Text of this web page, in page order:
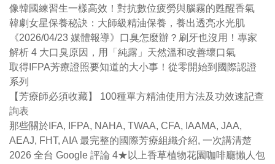
像韓國練習生一樣高效！對抗數位疲勞與腦霧的甦醒香氣
韓劇女星保養秘訣：大師級精油保養，養出透亮水光肌
《2026/04/23 媒體報導》口臭怎麼辦？刷牙也沒用！專家
解析 4 大口臭原因，用「純露」天然溫和改善壞口氣
取得IFPA芳療證照要知道的大小事！從零開始到國際認證
系列
【芳療師必須收藏】 100種單方精油使用方法及功效速記查
詢表
那些關於IFA, IFPA, NAHA, TWAA, CFA, IAAMA, JAA,
AEAJ, FHT, AIA 最完整的國際芳療組織介紹, 一次講清楚
2026 全台 Google 評論 4★以上香草植物花園咖啡廳懶人包